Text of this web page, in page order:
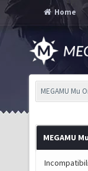
Home
MEGAMU Mu
MEGAMU